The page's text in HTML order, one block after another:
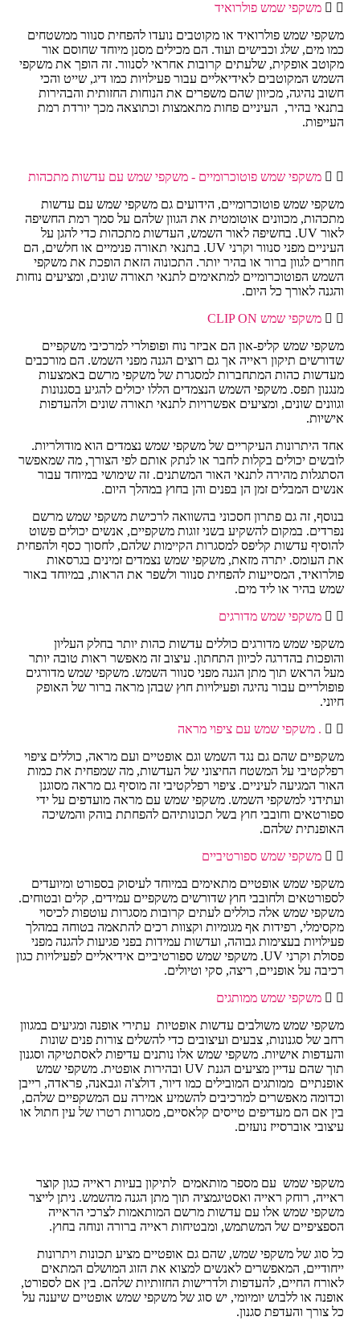
משקפי שמש פולרואיד
משקפי שמש פולרואיד או מקוטבים נועדו להפחית סנוור ממשטחים
כמו מים, שלג וכבישים ועוד. הם מכילים מסנן מיוחד שחוסם אור
מקוטב אופקית, שלעתים קרובות אחראי לסנוור. זה הופך את משקפי
השמש המקוטבים לאידיאליים עבור פעילויות כמו דיג, שייט והכי
חשוב נהיגה, מכיוון שהם משפרים את הנוחות החזותית והבהירות
בתנאי בהיר, העיניים פחות מתאמצות וכתוצאה מכך יורדת רמת
העייפות.
משקפי שמש פוטוכרומיים - משקפי שמש עם עדשות מתכהות
משקפי שמש פוטוכרומיים, הידועים גם משקפי שמש עם עדשות
מתכהות, מכוונים אוטומטית את הגוון שלהם על סמך רמת החשיפה
לאור UV. בחשיפה לאור השמש, העדשות מתכהות כדי להגן על
העיניים מפני סנוור וקרני UV. בתנאי תאורה פנימיים או חלשים, הם
חוזרים לגוון ברור או בהיר יותר. התכונוה הזאת הופכת את משקפי
השמש הפוטוכרומיים למתאימים לתנאי תאורה שונים, ומציעים נוחות
והגנה לאורך כל היום.
משקפי שמש CLIP ON
משקפי שמש קליפ-און הם אביזר נוח ופופולרי למרכיבי משקפיים
שדורשים תיקון ראייה אך גם רוצים הגנה מפני השמש. הם מורכבים
מעדשות כהות המתחברות למסגרת של משקפי מרשם באמצעות
מנגנון תפס. משקפי השמש הנצמדים הללו יכולים להגיע בסגנונות
וגוונים שונים, ומציעים אפשרויות לתנאי תאורה שונים ולהעדפות
אישיות.
אחד היתרונות העיקריים של משקפי שמש נצמדים הוא מודולריות.
לובשים יכולים בקלות לחבר או לנתק אותם לפי הצורך, מה שמאפשר
הסתגלות מהירה לתנאי האור המשתנים. זה שימושי במיוחד עבור
אנשים המבלים זמן הן בפנים והן בחוץ במהלך היום.
בנוסף, זה גם פתרון חסכוני בהשוואה לרכישת משקפי שמש מרשם
נפרדים. במקום להשקיע בשני זוגות משקפיים, אנשים יכולים פשוט
להוסיף עדשות קליפס למסגרות הקיימות שלהם, לחסוך כסף ולהפחית
את העומס. יתרה מזאת, משקפי שמש נצמדים זמינים בגרסאות
פולרואיד, המסייעות להפחית סנוור ולשפר את הראות, במיוחד באור
שמש בהיר או ליד מים.
משקפי שמש מדורגים
משקפי שמש מדורגים כוללים עדשות כהות יותר בחלק העליון
והופכות בהדרגה לכיוון התחתון. עיצוב זה מאפשר ראות טובה יותר
מעל הראש תוך מתן הגנה מפני סנוור השמש. משקפי שמש מדורגים
פופולריים עבור נהיגה ופעילויות חוץ שבהן מראה ברור של האופק
חיוני.
. משקפי שמש עם ציפוי מראה
משקפיים שהם גם נגד השמש וגם אופטיים ועם מראה, כוללים ציפוי
רפלקטיבי על המשטח החיצוני של העדשות, מה שמפחית את כמות
האור המגיעה לעיניים. ציפוי רפלקטיבי זה מוסיף גם מראה מסוגנן
ועתידני למשקפי השמש. משקפי שמש עם מראה מועדפים על ידי
ספורטאים וחובבי חוץ בשל תכונותיהם להפחתת בוהק והמשיכה
האופנתית שלהם.
משקפי שמש ספורטיביים
משקפי שמש אופטיים מתאימים במיוחד לעיסוק בספורט ומיועדים
לספורטאים ולחובבי חוץ שדורשים משקפיים עמידים, קלים ובטוחים.
משקפי שמש אלה כוללים לעתים קרובות מסגרות עוטפות לכיסוי
מקסימלי, רפידות אף מגומיות וקצוות רכים להתאמה בטוחה במהלך
פעילויות בעצימות גבוהה, ועדשות עמידות בפני פגיעות להגנה מפני
פסולת וקרני UV. משקפי שמש ספורטיביים אידיאליים לפעילויות כגון
רכיבה על אופניים, ריצה, סקי וטיולים.
משקפי שמש ממותגים
משקפי שמש משולבים עדשות אופטיות עתירי אופנה ומגיעים במגוון
רחב של סגנונות, צבעים ועיצובים כדי להשלים צורות פנים שונות
והעדפות אישיות. משקפי שמש אלו נותנים עדיפות לאסתטיקה וסגנון
תוך שהם עדיין מציעים הגנת UV ובהירות אופטית. משקפי שמש
אופנתיים ממותגים המובילים כמו דיור, דולצ'ה וגבאנה, פראדה, רייבן
וכדומה מאפשרים למרכיבים להשמיע אמירה עם המשקפיים שלהם,
בין אם הם מעדיפים טייסים קלאסיים, מסגרות רטרו של עין חתול או
עיצובי אוברסייז נועזים.
משקפי שמש עם מספר מותאמים לתיקון בעיות ראייה כגון קוצר
ראייה, רוחק ראייה ואסטיגמציה תוך מתן הגנה מהשמש. ניתן לייצר
משקפי שמש אלו עם עדשות מרשם המותאמות לצרכי הראייה
הספציפיים של המשתמש, ומבטיחות ראייה ברורה ונוחה בחוץ.
כל סוג של משקפי שמש, שהם גם אופטיים מציע תכונות ויתרונות
ייחודיים, המאפשרים לאנשים למצוא את הזוג המושלם המתאים
לאורח החיים, להעדפות ולדרישות החזותיות שלהם. בין אם לספורט,
אופנה או ללבוש יומיומי, יש סוג של משקפי שמש אופטיים שיענה על
כל צורך והעדפת סגנון.